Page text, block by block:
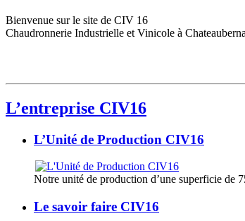
Bienvenue sur le site de CIV 16
Chaudronnerie Industrielle et Vinicole à
L’entreprise CIV16
L’Unité de Production CIV16
Notre unité de production d’une superficie de
Le savoir faire CIV16